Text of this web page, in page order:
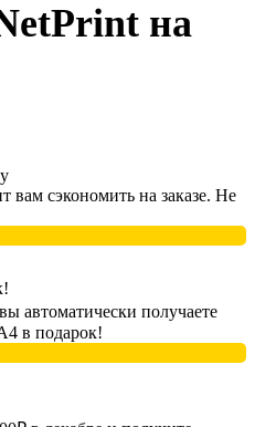
на
вам сэкономить на заказе. Не
автоматически получаете
в подарок!